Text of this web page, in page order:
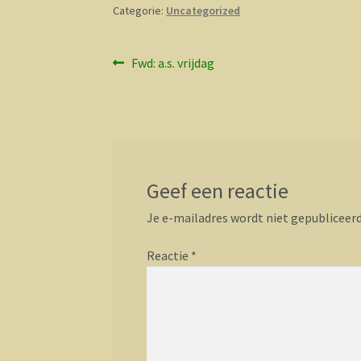
Categorie: Uncategorized
Bericht
Vorig
Fwd: a.s. vrijdag
Geef een reactie
Je e-mailadres wordt niet
Reactie *